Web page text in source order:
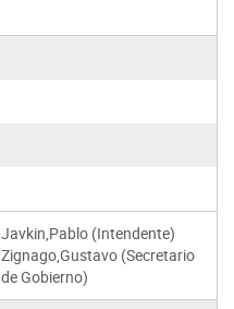
Javkin,Pablo (Intendente)
Zignago,Gustavo (Secretario
de Gobierno)